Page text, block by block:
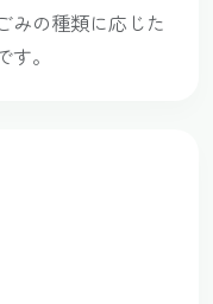
みの種類に応じた
。